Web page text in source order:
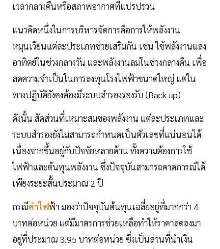
เวลากลางคืนหรือสภาพอากาศที่แปรปรวน
แนวคิดหนึ่งในการบริหารจัดการคือการให้พลังงาน
หมุนเวียนแต่ละประเภทช่วยเสริมกัน เช่น ใช้พลังงานแสง
อาทิตย์ในช่วงกลางวัน และพลังงานลมในช่วงกลางคืน เพื่อ
ลดความจำเป็นในการลงทุนโรงไฟฟ้าขนาดใหญ่ แต่ใน
ทางปฏิบัติยังคงต้องมีระบบสำรองรองรับ (Back up)
ดังนั้น สัดส่วนที่เหมาะสมของพลังงาน แต่ละประเภทและ
ระบบสำรองยังไม่สามารถกำหนดเป็นตัวเลขที่แน่นอนได้
เนื่องจากขึ้นอยู่กับปัจจัยหลายด้าน ทั้งความต้องการใช้
ไฟฟ้าและต้นทุนพลังงาน ซึ่งปัจจุบันสามารถคาดการณ์ได้
เพียงระยะสั้นประมาณ 2 ปี
กรณีค่าไฟฟ้า มองว่าปัจจุบันต้นทุนเฉลี่ยอยู่ที่มากกว่า 4
บาทต่อหน่วย แต่มีมาตรการช่วยเหลือทำให้ราคาลดลงมา
อยู่ที่ประมาณ 3.95 บาทต่อหน่วย ซึ่งเป็นส่วนที่นำเงิน